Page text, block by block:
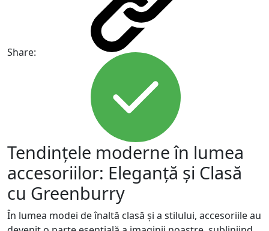
Tendințele moderne în lumea
accesoriilor: Eleganță și Clasă
cu Greenburry
Share:
În lumea modei de înaltă clasă și a stilului, accesoriile au